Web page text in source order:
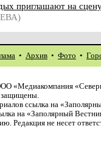
приглашают на
• Архив • Фото •
«Медиакомпания
защищены.
ссылка на
на «Заполярный
Редакция не несет